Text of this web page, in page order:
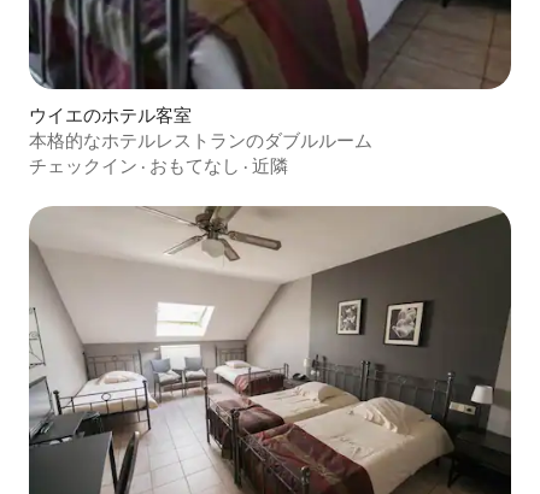
ウイエのホテル客室
本格的なホテルレストランのダブルルーム
チェックイン · おもてなし · 近隣